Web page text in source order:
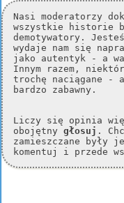
Nasi moderatorzy
wszystkie historie
demotywatory.
wydaje nam się
jako autentyk - a
Innym razem,
trochę naciągane -
bardzo zabawny.
Liczy się opinia
obojętny głosuj .
zamieszczane były
komentuj i przede